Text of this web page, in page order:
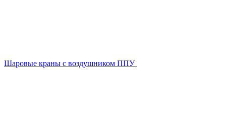
Шаровые краны с воздушником ППУ